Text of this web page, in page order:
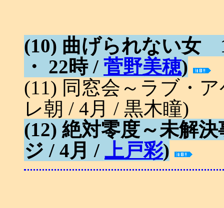
(10) 曲げられない女
・ 22時 / 菅野美穂)
(11) 同窓会～ラブ・
レ朝 / 4月 / 黒木瞳)
(12) 絶対零度～未解
ジ / 4月 / 上戸彩)